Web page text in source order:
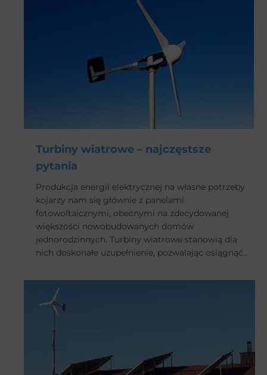
Turbiny wiatrowe – najczęstsze
pytania
Produkcja energii elektrycznej na własne potrzeby
kojarzy nam się głównie z panelami
fotowoltaicznymi, obecnymi na zdecydowanej
większości nowobudowanych domów
jednorodzinnych. Turbiny wiatrowe stanowią dla
nich doskonałe uzupełnienie, pozwalając osiągnąć
najczęstsze pytania, związane z tym coraz
popularniejszym rozwiązaniem.